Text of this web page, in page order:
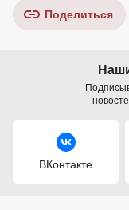
Поделиться
ВКонтакте